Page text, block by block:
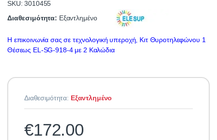
SKU: 3010455
Διαθεσιμότητα: Εξαντλημένο
Η επικοινωνία σας σε τεχνολογική υπεροχή, Κιτ Θυροτηλεφώνου 1
Θέσεως EL-SG-918-4 με 2 Καλώδια
Διαθεσιμότητα: Εξαντλημένο
€172.00